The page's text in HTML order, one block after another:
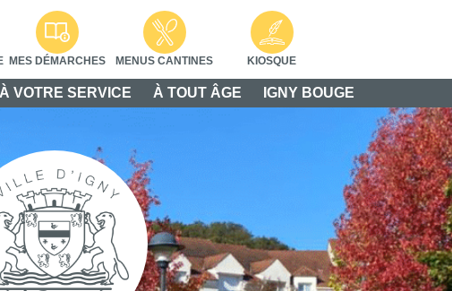
MES DÉMARCHES MENUS CANTINES KIOSQUE
À VOTRE SERVICE À TOUT ÂGE IGNY BOUGE